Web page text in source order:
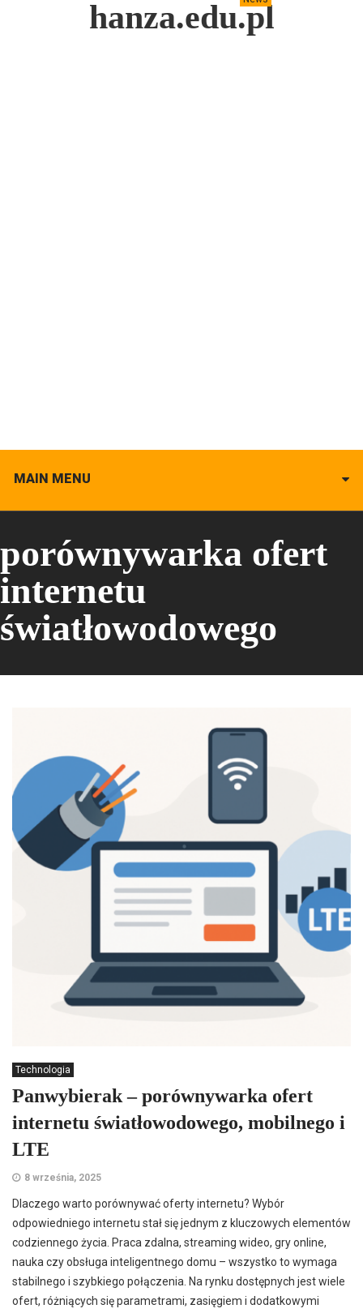
hanza.edu.pl
MAIN MENU
porównywarka ofert
internetu
światłowodowego
Technologia
Panwybierak – porównywarka ofert
internetu światłowodowego, mobilnego i
LTE
8 września, 2025
Dlaczego warto porównywać oferty internetu? Wybór
odpowiedniego internetu stał się jednym z kluczowych elementów
codziennego życia. Praca zdalna, streaming wideo, gry online,
nauka czy obsługa inteligentnego domu – wszystko to wymaga
stabilnego i szybkiego połączenia. Na rynku dostępnych jest wiele
ofert, różniących się parametrami, zasięgiem i dodatkowymi